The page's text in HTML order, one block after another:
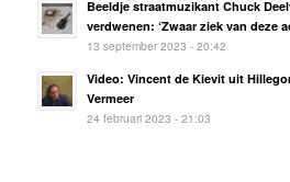
Beeldje straatmuzikant Chuck
verdwenen: ‘Zwaar ziek van deze
13 september 2023 - 20:42
Video: Vincent de Kievit uit
Vermeer
24 februari 2023 - 21:03